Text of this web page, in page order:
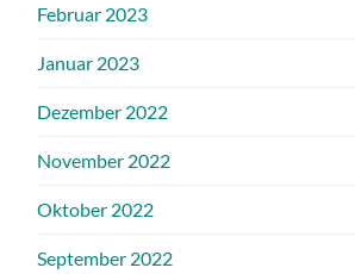
Februar 2023
Januar 2023
Dezember 2022
November 2022
Oktober 2022
September 2022